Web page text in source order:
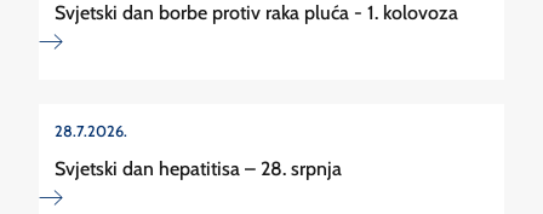
Svjetski dan borbe protiv raka pluća - 1. kolovoza
28.7.2026.
Svjetski dan hepatitisa – 28. srpnja